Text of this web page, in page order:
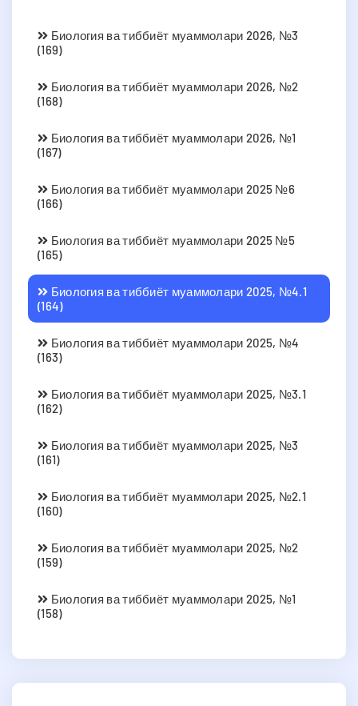
Биология ва тиббиёт муаммолари 2026, №3
(169)
Биология ва тиббиёт муаммолари 2026, №2
(168)
Биология ва тиббиёт муаммолари 2026, №1
(167)
Биология ва тиббиёт муаммолари 2025 №6
(166)
Биология ва тиббиёт муаммолари 2025 №5
(165)
Биология ва тиббиёт муаммолари 2025, №4.1
(164)
Биология ва тиббиёт муаммолари 2025, №4
(163)
Биология ва тиббиёт муаммолари 2025, №3.1
(162)
Биология ва тиббиёт муаммолари 2025, №3
(161)
Биология ва тиббиёт муаммолари 2025, №2.1
(160)
Биология ва тиббиёт муаммолари 2025, №2
(159)
Биология ва тиббиёт муаммолари 2025, №1
(158)